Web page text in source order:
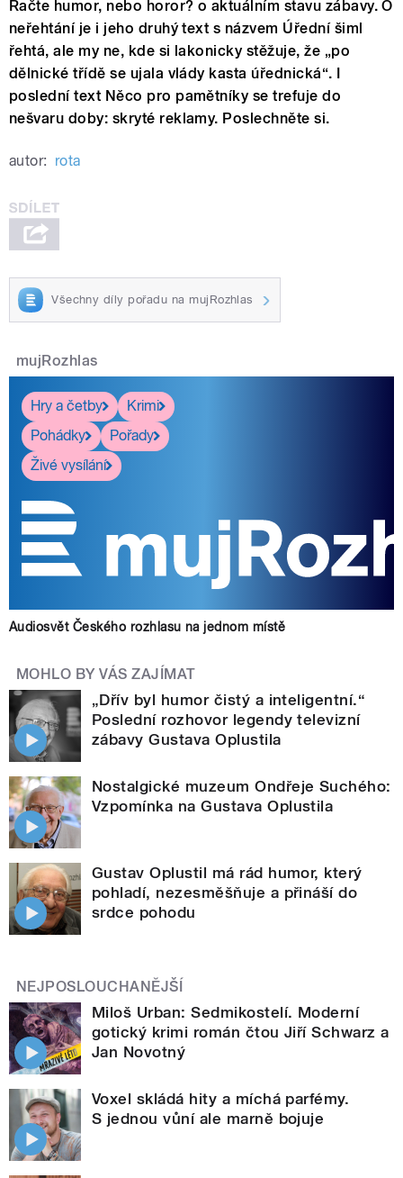
Račte humor, nebo horor? o aktuálním stavu zábavy. O
neřehtání je i jeho druhý text s názvem Úřední šiml
řehtá, ale my ne, kde si lakonicky stěžuje, že „po
dělnické třídě se ujala vlády kasta úřednická“. I
poslední text Něco pro pamětníky se trefuje do
nešvaru doby: skryté reklamy. Poslechněte si.
autor: rota
Všechny díly pořadu na mujRozhlas
mujRozhlas
Hry a četby
Krimi
Pohádky
Pořady
Živé vysílání
Audiosvět Českého rozhlasu na jednom místě
MOHLO BY VÁS ZAJÍMAT
„Dřív byl humor čistý a inteligentní.“
Poslední rozhovor legendy televizní
zábavy Gustava Oplustila
Nostalgické muzeum Ondřeje Suchého:
Vzpomínka na Gustava Oplustila
Gustav Oplustil má rád humor, který
pohladí, nezesměšňuje a přináší do
srdce pohodu
NEJPOSLOUCHANĚJŠÍ
Miloš Urban: Sedmikostelí. Moderní
gotický krimi román čtou Jiří Schwarz a
Jan Novotný
Voxel skládá hity a míchá parfémy.
S jednou vůní ale marně bojuje